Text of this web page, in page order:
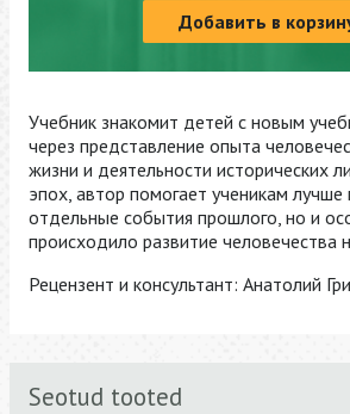
Добавить в
Учебник знакомит детей с новым
через представление опыта
жизни и деятельности исторических
эпох, автор помогает ученикам лучше
отдельные события прошлого, но и
происходило развитие человечества
Рецензент и консультант: Анатолий
Seotud tooted